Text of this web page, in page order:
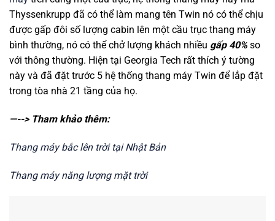
Thyssenkrupp đã có thể làm mang tên Twin nó có thể chịu
được gấp đôi số lượng cabin lên một cầu trục thang máy
bình thường, nó có thể chở lượng khách nhiều gấp 40% so
với thông thường. Hiện tại Georgia Tech rất thích ý tường
này và đã đặt trước 5 hệ thống thang máy Twin để lắp đặt
trong tòa nhà 21 tầng của họ.
—--> Tham khảo thêm:
Thang máy bắc lên trời tại Nhật Bản
Thang máy năng lượng mặt trời